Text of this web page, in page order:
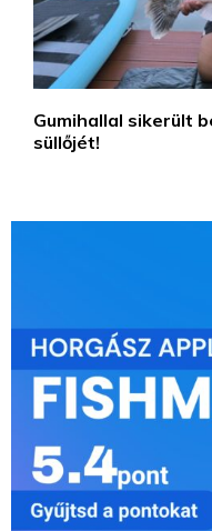
Gumihallal sikerült
süllőjét!